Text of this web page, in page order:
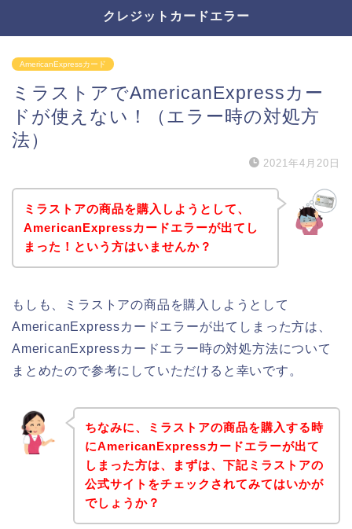
クレジットカードエラー
AmericanExpressカード
ミラストアでAmericanExpressカー
ドが使えない！（エラー時の対処方
法）
2021年4月20日
ミラストアの商品を購入しようとして、
AmericanExpressカードエラーが出てし
まった！という方はいませんか？
もしも、ミラストアの商品を購入しようとして
AmericanExpressカードエラーが出てしまった方は、
AmericanExpressカードエラー時の対処方法について
まとめたので参考にしていただけると幸いです。
ちなみに、ミラストアの商品を購入する時
にAmericanExpressカードエラーが出て
しまった方は、まずは、下記ミラストアの
公式サイトをチェックされてみてはいかが
でしょうか？